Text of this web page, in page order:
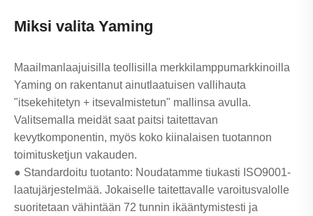
Miksi valita Yaming
Maailmanlaajuisilla teollisilla merkkilamppumarkkinoilla
Yaming on rakentanut ainutlaatuisen vallihauta
"itsekehitetyn + itsevalmistetun" mallinsa avulla.
Valitsemalla meidät saat paitsi taitettavan
kevytkomponentin, myös koko kiinalaisen tuotannon
toimitusketjun vakauden.
● Standardoitu tuotanto: Noudatamme tiukasti ISO9001-
laatujärjestelmää. Jokaiselle taitettavalle varoitusvalolle
suoritetaan vähintään 72 tunnin ikääntymistesti ja